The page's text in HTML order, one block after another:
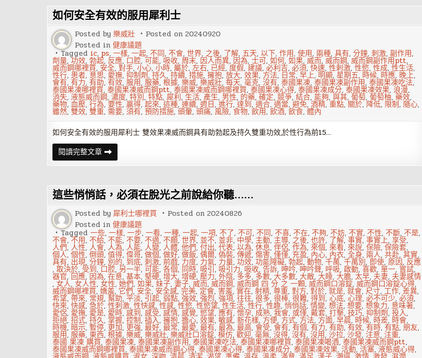
很
安
全
如何安全有效的服用犀利士
Posted by 樂威壯 Posted on 20240920
Posted in 健康議題
Tagged ic, ps, 一樣, 一起, 不同, 不會, 世界, 之後, 了解, 五天, 以下, 作用, 使用, 兩種, 具有, 分鐘, 刺激, 副作用,
劑量,功效, 勃起, 反應,口腔, 可能,吸收,周末,因人而異,因為,士可, 如何,如果,威而,威而鋼,威而鋼副作用ptt,
威而鋼哪裡買, 安全,對手,小心,小時,屬於, 左右, 已經,度假,建議,必利吉, 必須,快速,性刺激,性慾,性成,性生活,
性行,患者, 意思,愛撫,抑制劑,持久,持續,措施,擁抱,放大,效果,方法,日常,早上,明顯, 星期五, 時候,時應, 晚上,
會有, 有力, 有助, 有效, 服用,服藥, 根據,樂威,樂威壯, 每天, 毫克, 沒有, 泰國果凍, 泰國果凍副作用,泰國果凍吃法,
泰國果凍哪裡買, 泰國果凍威而鋼ptt,泰國果凍威而鋼哪裡買,泰國果凍心得,泰國果凍成分,泰國果凍效果,浪漫,
消失,液態威而鋼,濃度, 特別,特點, 犀利, 生活,產生,男性,的藥,確定,競爭,結合,能夠,與其,葡萄, 葡萄柚,藥效,
藥物, 血壓,行為,要性,贏得,起來,這種,連續,週日,進行,達到,適合,適當,避免,酒精,重點,關於,降低,限制,隨心,
雖然, 雙效, 雙重, 需要, 須有, 預防措施,頭暈,頭痛,風險,食物, 飲用,飲酒,飲食, 體內
如何安全有效的服用犀利士 雙效果凍威而鋼具有助勃起及持久雙重功效,於性行為前15…
閱讀完整文章如
何
安
效
的
服
用
犀
利
士
這些悄悄話，必須在脫光之前說給你聽……
Posted by 犀利士哪裡買 Posted on 20240826
Posted in 健康議題
Tagged 一些, 一樣, 一步, 一看, 一種, 一起, 一項, 不了, 不可, 不同, 不喜, 不在, 不夠, 不妨, 不實, 不性, 不斷, 不是,
不會,不用, 不給,不能,不要,不適,不願,世界,並不,並非, 中學,主動,主導, 之後,也許, 了解,事實,事實上, 享受,
人們, 人性, 人會, 人為, 人能, 人變, 人體, 他們, 付出, 代表, 以為, 休息, 伴侶, 作為, 來個, 來看, 來說, 保險, 保險套,
個人, 個性, 倒頭, 值得, 偉哥, 做個, 做好, 做飯, 偶爾, 偽裝, 傳遞, 傷害, 僅僅, 充盈, 內心, 內衣, 全身, 兩人, 共赴,其實,
具有, 出現, 分鐘, 別的, 到底, 刺激, 前戲, 力度, 力氣, 力量, 功效, 功能障礙,勃起, 動物,千萬,千萬別,即使,原因, 反應
, 取決於,受到,口腔, 另一半, 可能, 各個, 同時, 吸引, 吸引力,吸收,告訴,呻吟, 呻吟聲, 呼吸, 啟動,喜歡,單一, 嘗試,
器官,回應,因為,在意,基本, 堅硬, 增大, 增硬, 壓力, 外陰, 多多,多數,大多數, 大敵, 大睡,大膽,太早, 夫妻, 夫妻感情
,女人, 女人性,女性,她們,如果,妹子, 妻子,威而, 威而鋼, 威而鋼 四 分 之 一顆,威而鋼口溶錠,威而鋼口溶錠心得,
威而鋼哪裡買, 嬌羞, 它們, 安全, 安全感,完美,定會,害羞, 實在,射精,尊重, 對方,對於,就是,就會,尺寸, 工作,差異,
希望,帶來, 常規,幫助, 平淡,引起,弱點, 強效,強烈, 強項, 往往, 很多, 很棒, 很難, 得到, 心底, 心理, 必不可少,必須,
快來, 快感, 急於, 性刺激, 性快感, 性感,性慾,性慾望,性生活,性行,性趣,悄悄話, 情變, 想法, 想要, 想象力, 意味著,
愛侶, 愛撫, 愛是, 愛時,感到,感受,感情,感覺,慾望,應有, 懷孕, 成熟, 我會,或僅, 戴套, 打擊, 技巧, 抑制劑, 投入,
拒絕, 招式, 持久, 掌握, 控制, 插入, 擁抱, 擔心, 效果, 敏感, 新花樣,方便,方式,方法,方面,早晨,時候, 時差, 時會,
時機, 暗示, 暫停, 更加, 更強, 最好, 最常, 最愛, 最有, 最為, 最高,會受,會有, 有個, 有力, 有助,有效,有時, 有點,朋友,
服用, 服藥, 東西, 根據, 樂威, 樂威壯,樂威壯口溶錠, 模仿, 歡迎, 毫無, 沒得, 沒有, 沒用, 沙拉, 沙發, 注意, 注重,
泰國 果凍 購買,泰國果凍,泰國果凍副作用, 泰國果凍吃法, 泰國果凍哪裡買,泰國果凍喝酒, 泰國果凍威而鋼ptt,
泰國果凍威而鋼哪裡買,泰國果凍威而鋼心得,泰國果凍心得,泰國果凍成分,泰國果凍效果,活動,活塞,液態威心得,